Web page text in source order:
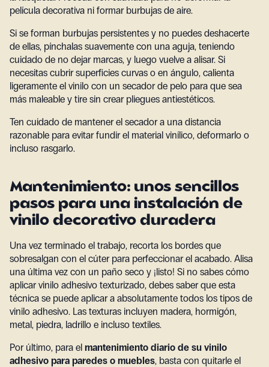
película decorativa ni formar burbujas de aire.
Si se forman burbujas persistentes y no puedes deshacerte
de ellas, pínchalas suavemente con una aguja, teniendo
cuidado de no dejar marcas, y luego vuelve a alisar. Si
necesitas cubrir superficies curvas o en ángulo, calienta
ligeramente el vinilo con un secador de pelo para que sea
más maleable y tire sin crear pliegues antiestéticos.
Ten cuidado de mantener el secador a una distancia
razonable para evitar fundir el material vinílico, deformarlo o
incluso rasgarlo.
Mantenimiento: unos sencillos
pasos para una instalación de
vinilo decorativo duradera
Una vez terminado el trabajo, recorta los bordes que
sobresalgan con el cúter para perfeccionar el acabado. Alisa
una última vez con un paño seco y ¡listo! Si no sabes cómo
aplicar vinilo adhesivo texturizado, debes saber que esta
técnica se puede aplicar a absolutamente todos los tipos de
vinilo adhesivo. Las texturas incluyen madera, hormigón,
metal, piedra, ladrillo e incluso textiles.
Por último, para el mantenimiento diario de su vinilo
adhesivo para paredes o muebles, basta con quitarle el